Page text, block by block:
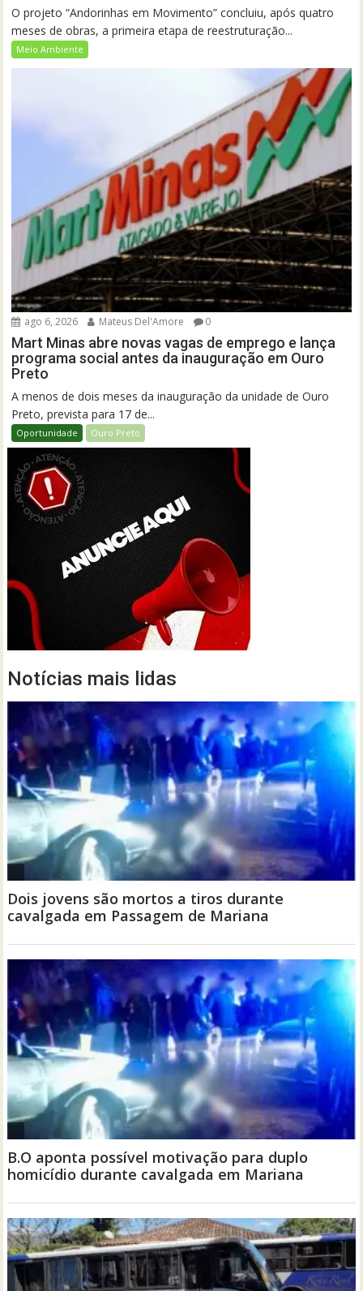
O projeto “Andorinhas em Movimento” concluiu, após quatro
meses de obras, a primeira etapa de reestruturação...
Meio Ambiente
ago 6, 2026 Mateus Del'Amore 0
Mart Minas abre novas vagas de emprego e lança
programa social antes da inauguração em Ouro
Preto
A menos de dois meses da inauguração da unidade de Ouro
Preto, prevista para 17 de...
Oportunidade Ouro Preto
Notícias mais lidas